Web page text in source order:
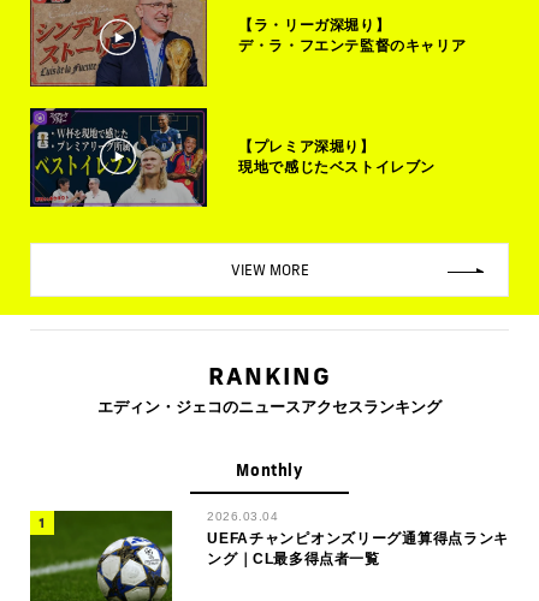
【ラ・リーガ深堀り】
デ・ラ・フエンテ監督のキャリア
【プレミア深堀り】
現地で感じたベストイレブン
VIEW MORE
RANKING
エディン・ジェコのニュースアクセスランキング
Monthly
2026.03.04
UEFAチャンピオンズリーグ通算得点ランキ
ング｜CL最多得点者一覧